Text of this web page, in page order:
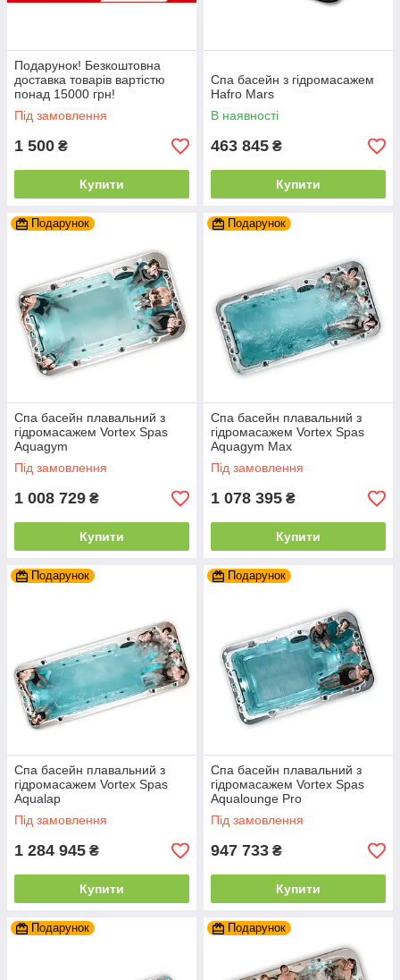
Подарунок! Безкоштовна
доставка товарів вартістю
понад 15000 грн!
Під замовлення
1 500 ₴
Купити
Спа басейн з гідромасажем
Hafro Mars
В наявності
463 845 ₴
Купити
Подарунок
Спа басейн плавальний з
гідромасажем Vortex Spas
Aquagym
Під замовлення
1 008 729 ₴
Купити
Подарунок
Спа басейн плавальний з
гідромасажем Vortex Spas
Aquagym Max
Під замовлення
1 078 395 ₴
Купити
Подарунок
Спа басейн плавальний з
гідромасажем Vortex Spas
Aqualap
Під замовлення
1 284 945 ₴
Купити
Подарунок
Спа басейн плавальний з
гідромасажем Vortex Spas
Aqualounge Pro
Під замовлення
947 733 ₴
Купити
Подарунок Подарунок